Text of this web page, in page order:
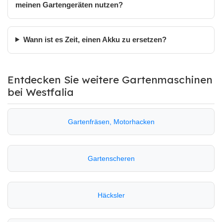
meinen Gartengeräten nutzen?
Wann ist es Zeit, einen Akku zu ersetzen?
Entdecken Sie weitere Gartenmaschinen
bei Westfalia
Gartenfräsen, Motorhacken
Gartenscheren
Häcksler